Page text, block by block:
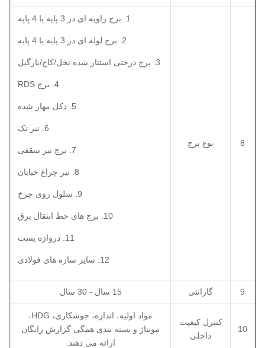
8 نوع برج
1. برج زاویه ای در 3 پایه یا 4 پایه
2. برج لوله ای در 3 پایه یا 4 پایه
3. برج درختی استتار شده نخل/کاج/نارگیل
4. برج RDS
5. دکل مهار شده
6. تیر تک
7. برج تیر سقفی
8. تیر چراغ خیابان
9. سلول روی چرخ
10. برج های خط انتقال برق
11. دروازه پست
12. سایر سازه های فولادی
9 گارانتی 15 سال - 30 سال
10
کنترل کیفیت
داخلی
مواد اولیه، اندازه، جوشکاری، HDG،
مونتاژ و بسته بندی همگی گزارش رایگان
ارائه می دهند.